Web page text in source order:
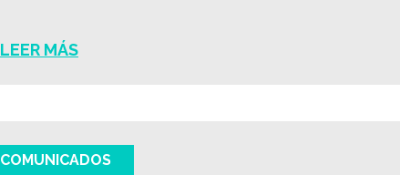
LEER MÁS
COMUNICADOS